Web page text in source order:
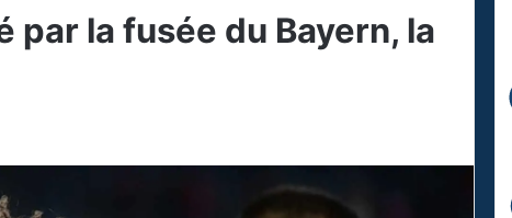
par la fusée du Bayern, la